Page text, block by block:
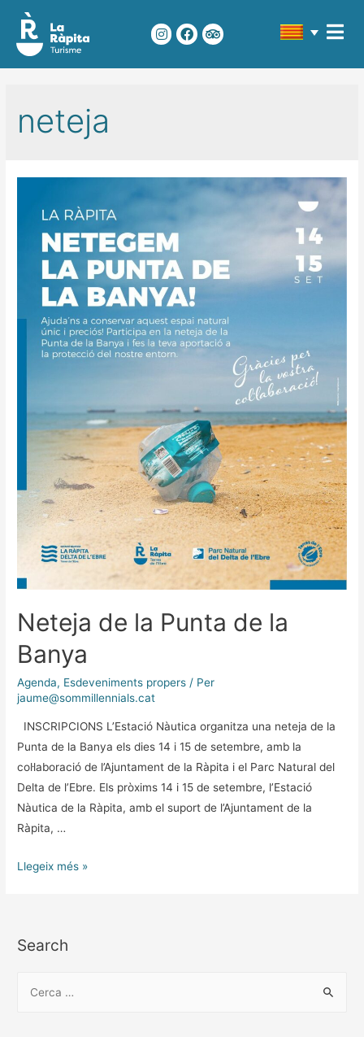
neteja
Neteja de la Punta de la
Banya
Agenda, Esdeveniments propers / Per
jaume@sommillennials.cat
INSCRIPCIONS L’Estació Nàutica organitza una neteja de la
Punta de la Banya els dies 14 i 15 de setembre, amb la
col·laboració de l’Ajuntament de la Ràpita i el Parc Natural del
Delta de l’Ebre. Els pròxims 14 i 15 de setembre, l’Estació
Nàutica de la Ràpita, amb el suport de l’Ajuntament de la
Ràpita, …
Llegeix més »
Search